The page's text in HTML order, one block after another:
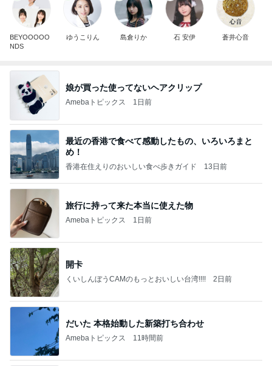
BEYOOOOO
NDS
ゆうこりん 島倉りか 石 安伊 蒼井心音
娘が買った使ってないヘアクリップ
Amebaトピックス 1日前
最近の香港で食べて感動したもの、いろいろまと
め！
香港在住えりのおいしい食べ歩きガイド 13日前
旅行に持って来た本当に使えた物
Amebaトピックス 1日前
開卡
くいしんぼうCAMのもっとおいしい台湾!!!! 2日前
だいた 本格始動した新築打ち合わせ
Amebaトピックス 11時間前